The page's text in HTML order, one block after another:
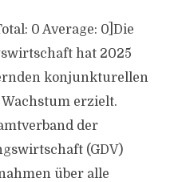
0 Average: 0]Die
hat 2025
konjunkturellen
erzielt.
der
(GDV)
über alle